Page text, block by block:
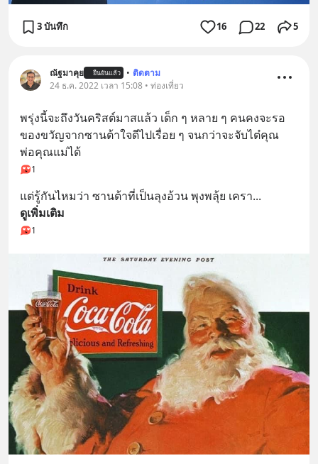
3 บันทึก 16 22 5
ณัฐมาคุย ยืนยันแล้ว • ติดตาม
24 ธ.ค. 2022 เวลา 15:08 • ท่องเที่ยว
พรุ่งนี้จะถึงวันคริสต์มาสแล้ว เด็ก ๆ หลาย ๆ คนคงจะรอ
ของขวัญจากซานต้าใจดีไปเรื่อย ๆ จนกว่าจะจับไต๋คุณ
พ่อคุณแม่ได้
1
แต่รู้กันไหมว่า ซานต้าที่เป็นลุงอ้วน พุงพลุ้ย เครา...
ดูเพิ่มเติม
1